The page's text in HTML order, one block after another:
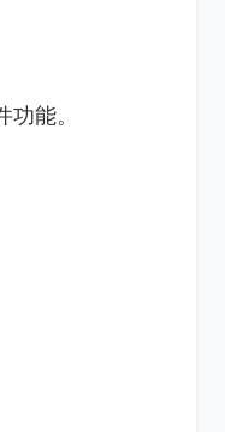
能。